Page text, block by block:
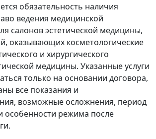
обязательность наличия
ведения медицинской
салонов эстетической медицины,
оказывающих косметологические
и хирургического
медицины. Указанные услуги
только на основании договора,
все показания и
возможные осложнения, период
особенности режима после